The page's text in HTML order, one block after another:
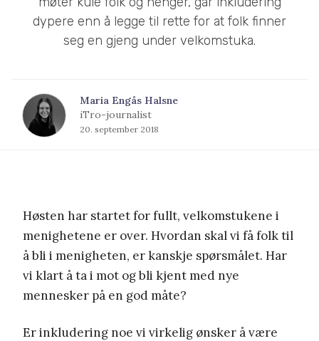
dypere enn å legge til rette for at folk finner
seg en gjeng under velkomstuka.
Maria Engås Halsne
iTro-journalist
20. september 2018
Høsten har startet for fullt, velkomstukene i
menighetene er over. Hvordan skal vi få folk til
å bli i menigheten, er kanskje spørsmålet. Har
vi klart å ta i mot og bli kjent med nye
mennesker på en god måte?
Er inkludering noe vi virkelig ønsker å være